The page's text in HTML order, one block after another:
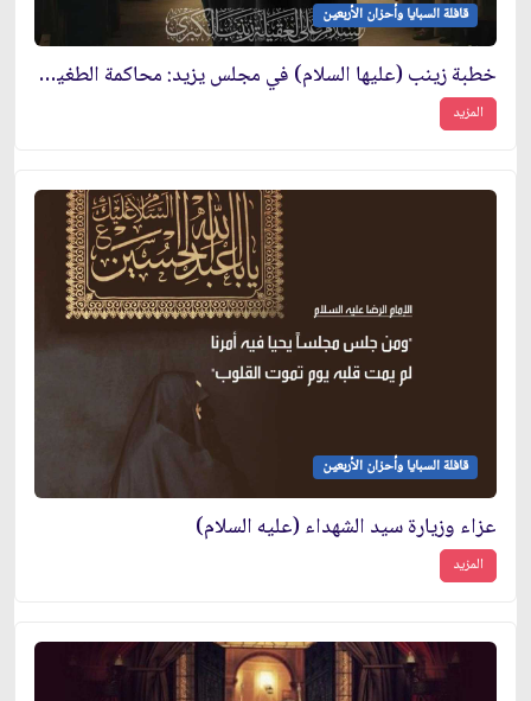
قافلة السبايا وأحزان الأربعين
خطبة زينب (عليها السلام) في مجلس يزيد: محاكمة الطغيان في عقر داره
المزيد
قافلة السبايا وأحزان الأربعين
عزاء وزيارة سيد الشهداء (عليه السلام)
المزيد